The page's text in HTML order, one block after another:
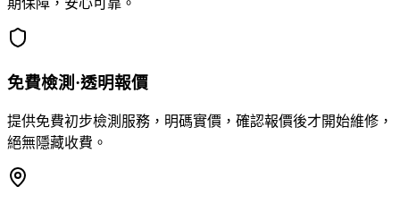
期保障，安心可靠。
免費檢測·透明報價
提供免費初步檢測服務，明碼實價，確認報價後才開始維修，
絕無隱藏收費。